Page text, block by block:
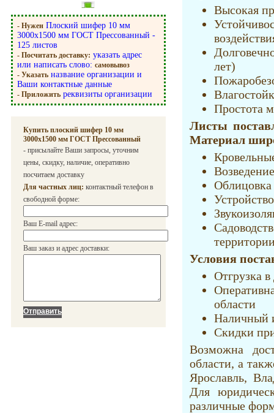
- НуженПлоский шифер 10 мм
3000х1500 мм ГОСТ Прессованный -
125 листов
- Посчитать доставку: указать адрес
или написать слово: самовывоз
- Указатьназвание организации и
Ваши контактные данные
- Приложитьреквизиты организации
Купить плоский шифер 10 мм
3000х1500 мм ГОСТ Прессованный
- присылайте Ваши запросы, уточним
цены, скидку, наличие, оперативно
посчитаем доставку
Для частных лиц: контактный телефон в
свободной форме:
Ваш E-mail адрес:
Ваш заказ и адрес доставки:
Высокая
лет)
Простота
Листы
Материал
Облицовка
Условия
Отгрузка в
области
Наличный
Скидки
Возможна
области, а
Ярославль,
Для
различные